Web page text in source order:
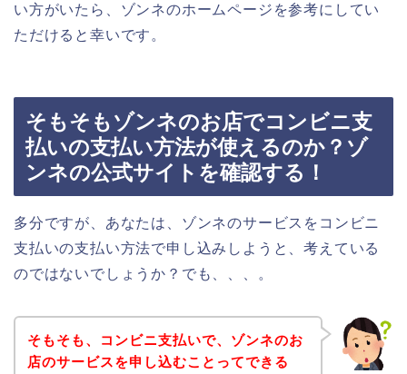
い方がいたら、ゾンネのホームページを参考にしてい
ただけると幸いです。
そもそもゾンネのお店でコンビニ支
払いの支払い方法が使えるのか？ゾ
ンネの公式サイトを確認する！
多分ですが、あなたは、ゾンネのサービスをコンビニ
支払いの支払い方法で申し込みしようと、考えている
のではないでしょうか？でも、、、。
そもそも、コンビニ支払いで、ゾンネのお
店のサービスを申し込むことってできる